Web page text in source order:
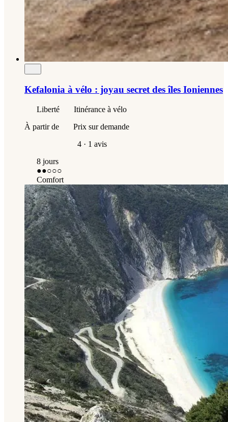
Kefalonia à vélo : joyau secret des îles Ioniennes
Liberté
Itinérance à vélo
À partir de
Prix sur demande
4 · 1 avis
8 jours
●●○○○
Comfort